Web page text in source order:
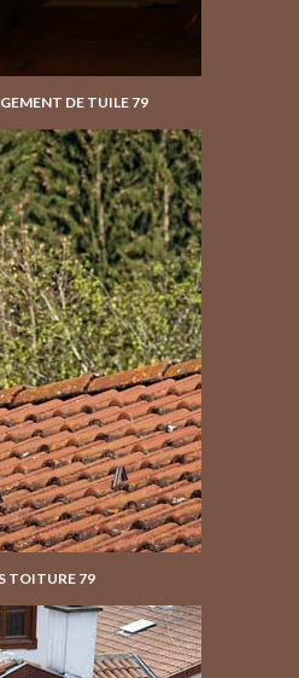
DE TUILE 79
TOITURE 79